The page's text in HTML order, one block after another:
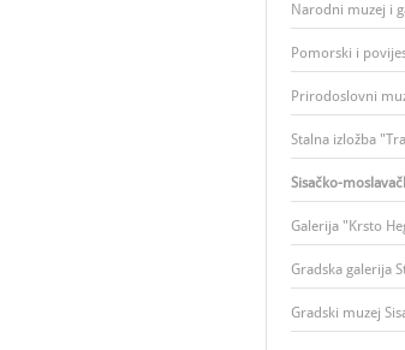
Narodni muzej i
Pomorski i
Prirodoslovni
Stalna izložba
Sisačko-
Galerija "Krsto
Gradska galerija
Gradski muzej